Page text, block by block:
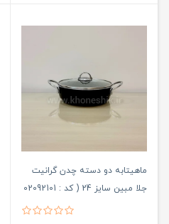
ماهیتابه دو دسته چدن گرانیت
جلا مبین سایز 24 ( کد : 02092101